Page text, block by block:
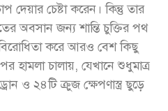
দেয়ার চেষ্টা করেন। কিন্তু তার
অবসান জন্য শান্তি চুক্তির পথ
করে আরও বেশ কিছু
চালায়, যেখানে শুধুমাত্র
ও ২৪টি ক্রুজ ক্ষেপণাস্ত্র ছুড়ে